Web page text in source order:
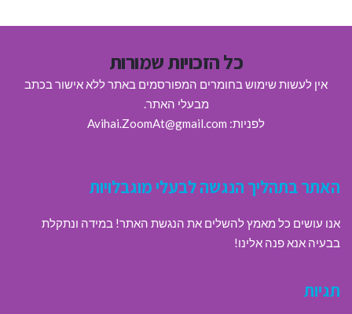
כל הזכויות שמורות
אין לעשות שימוש בחומרים המפורסמים באתר ללא אישור בכתב
מבעלי האתר.
לפניות: Avihai.ZoomAt@gmail.com
האתר בתהליך הנגשה לבעלי מוגבלויות
אנו עושים כל מאמץ להשלים את הנגשת האתר! במידה ונתקלת
בבעיה אנא פנה אלינו!
תגיות